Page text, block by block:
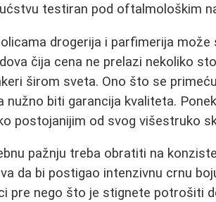
testiran pod oftalmološkim
drogerija i parfimerija
čija cena ne prelazi nekoliko
širom sveta. Ono što se
nužno biti garancija kvaliteta.
postojanijim od svog višestruko
pažnju treba obratiti na
da bi postigao intenzivnu crnu
pre nego što je stignete potrošiti